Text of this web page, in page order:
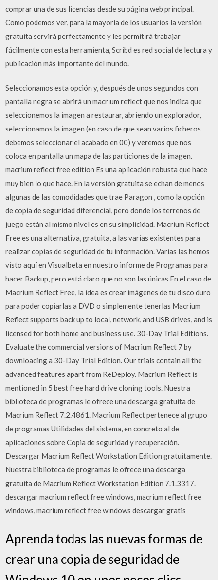
comprar una de sus licencias desde su página web principal.
Como podemos ver, para la mayoría de los usuarios la versión
gratuita servirá perfectamente y les permitirá trabajar
fácilmente con esta herramienta, Scribd es red social de lectura y
publicación más importante del mundo.
Seleccionamos esta opción y, después de unos segundos con
pantalla negra se abrirá un macrium reflect que nos indica que
seleccionemos la imagen a restaurar, abriendo un explorador,
seleccionamos la imagen (en caso de que sean varios ficheros
debemos seleccionar el acabado en 00) y veremos que nos
coloca en pantalla un mapa de las particiones de la imagen.
macrium reflect free edition Es una aplicación robusta que hace
muy bien lo que hace. En la versión gratuita se echan de menos
algunas de las comodidades que trae Paragon , como la opción
de copia de seguridad diferencial, pero donde los terrenos de
juego están al mismo nivel es en su simplicidad. Macrium Reflect
Free es una alternativa, gratuita, a las varias existentes para
realizar copias de seguridad de tu información. Varias las hemos
visto aquí en Visualbeta en nuestro informe de Programas para
hacer Backup, pero está claro que no son las únicas.En el caso de
Macrium Reflect Free, la idea es crear imágenes de tu disco duro
para poder copiarlas a DVD o simplemente tenerlas Macrium
Reflect supports back up to local, network, and USB drives, and is
licensed for both home and business use. 30-Day Trial Editions.
Evaluate the commercial versions of Macrium Reflect 7 by
downloading a 30-Day Trial Edition. Our trials contain all the
advanced features apart from ReDeploy. Macrium Reflect is
mentioned in 5 best free hard drive cloning tools. Nuestra
biblioteca de programas le ofrece una descarga gratuita de
Macrium Reflect 7.2.4861. Macrium Reflect pertenece al grupo
de programas Utilidades del sistema, en concreto al de
aplicaciones sobre Copia de seguridad y recuperación.
Descargar Macrium Reflect Workstation Edition gratuitamente.
Nuestra biblioteca de programas le ofrece una descarga
gratuita de Macrium Reflect Workstation Edition 7.1.3317.
descargar macrium reflect free windows, macrium reflect free
windows, macrium reflect free windows descargar gratis
Aprenda todas las nuevas formas de
crear una copia de seguridad de